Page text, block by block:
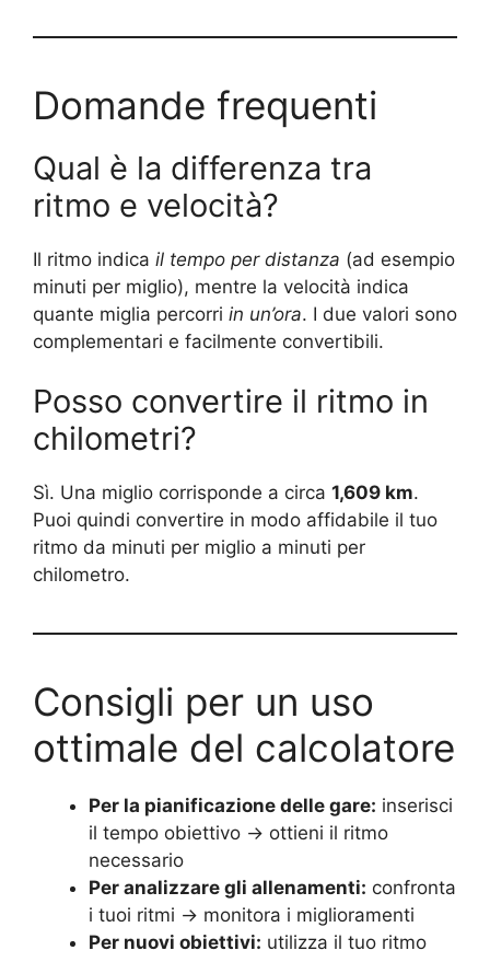
Domande frequenti
Qual è la differenza tra
ritmo e velocità?
Il ritmo indica il tempo per distanza (ad esempio
minuti per miglio), mentre la velocità indica
quante miglia percorri in un’ora. I due valori sono
complementari e facilmente convertibili.
Posso convertire il ritmo in
chilometri?
Sì. Una miglio corrisponde a circa 1,609 km.
Puoi quindi convertire in modo affidabile il tuo
ritmo da minuti per miglio a minuti per
chilometro.
Consigli per un uso
ottimale del calcolatore
Per la pianificazione delle gare: inserisci
il tempo obiettivo → ottieni il ritmo
necessario
Per analizzare gli allenamenti: confronta
i tuoi ritmi → monitora i miglioramenti
Per nuovi obiettivi: utilizza il tuo ritmo